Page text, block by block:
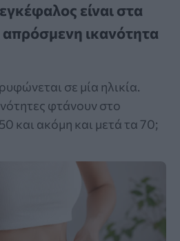
είναι στα
ικανότητα
σε μία ηλικία.
φτάνουν στο
και ακόμη και μετά τα 70;